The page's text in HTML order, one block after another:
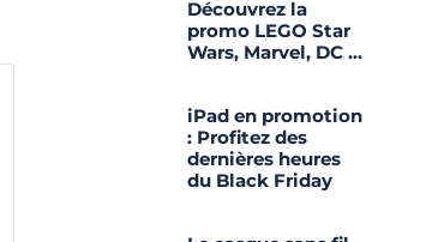
Découvrez la
promo LEGO Star
Wars, Marvel, DC …
iPad en promotion
: Profitez des
dernières heures
du Black Friday